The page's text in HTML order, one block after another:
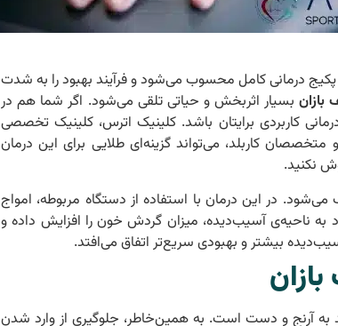
پکیج درمانی کامل محسوب می‌شود و فرآیند بهبود را به شدت
بازان بسیار اثربخش و حیاتی تلقی می‌شود. اگر شما هم در
کاربردی برایتان باشد. کلینیک اترس، کلینیک تخصصی
کاربلد، می‌تواند گزینه‌ای طلایی برای این درمان
نکنید.
در این درمان با استفاده از دستگاه مربوطه، امواج
به ناحیه‌ی آسیب‌دیده، میزان گردش خون را افزایش داده و
بیشتر و بهبودی سریع‌تر اتفاق می‌افتد.
آرنج و دست است. به همین‌خاطر، جلوگیری از وارد شدن